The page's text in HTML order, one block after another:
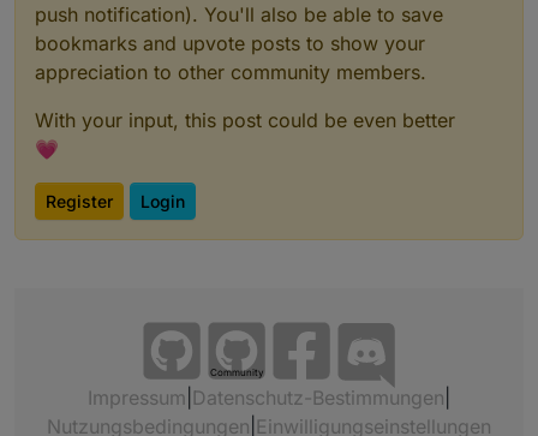
push notification). You'll also be able to save
bookmarks and upvote posts to show your
appreciation to other community members.
With your input, this post could be even better
💗
Register Login
Community
Impressum Datenschutz-Bestimmungen
Nutzungsbedingungen Einwilligungseinstellungen